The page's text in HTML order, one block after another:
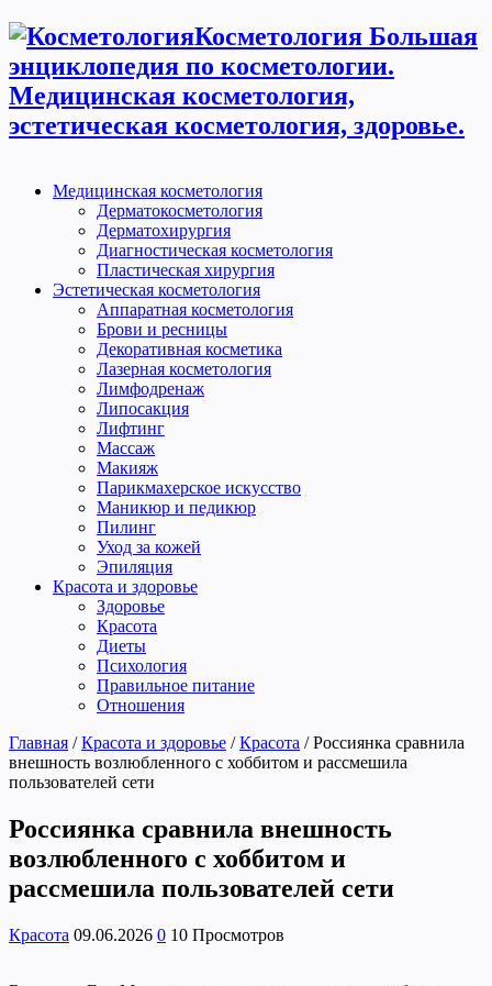
Косметология Большая
энциклопедия по косметологии.
Медицинская косметология,
эстетическая косметология, здоровье.
Медицинская косметология
Дерматокосметология
Дерматохирургия
Диагностическая косметология
Пластическая хирургия
Эстетическая косметология
Аппаратная косметология
Брови и ресницы
Декоративная косметика
Лазерная косметология
Лимфодренаж
Липосакция
Лифтинг
Массаж
Макияж
Парикмахерское искусство
Маникюр и педикюр
Пилинг
Уход за кожей
Эпиляция
Красота и здоровье
Здоровье
Красота
Диеты
Психология
Правильное питание
Отношения
Главная / Красота и здоровье / Красота / Россиянка сравнила
внешность возлюбленного с хоббитом и рассмешила
пользователей сети
Россиянка сравнила внешность
возлюбленного с хоббитом и
рассмешила пользователей сети
Красота 09.06.2026 0 10 Просмотров